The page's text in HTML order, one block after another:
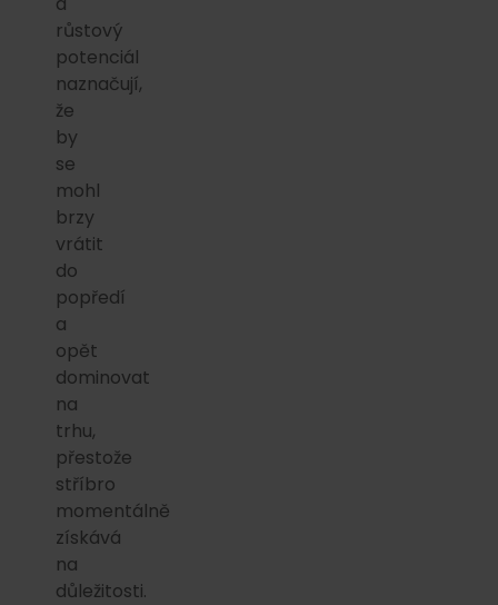
růstový
potenciál
naznačují,
že
by
se
mohl
brzy
vrátit
do
popředí
a
opět
dominovat
na
trhu,
přestože
stříbro
momentálně
získává
na
důležitosti.